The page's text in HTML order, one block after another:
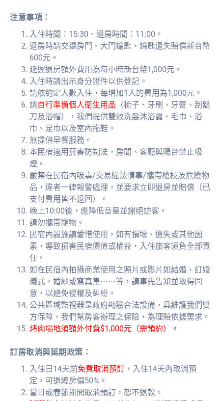
注意事項：
入住時間：15:30、退房時間：11:00。
退房時請交還房門、大門鑰匙，鑰匙遺失賠償新台幣
600元。
延遲退房額外費用為每小時新台幣1,000元。
入住時請出示身分證件以供登記。
請依約定人數入住，每增加1人的費用為1,000元。
請自行準備個人衛生用品 （梳子、牙刷、牙膏、刮鬍
刀及浴帽），我們提供雙效洗髮沐浴露、毛巾、浴
巾、足巾以及室內拖鞋。
無提供早餐服務。
本民宿適用菸害防制法，房間、客廳與陽台禁止吸
煙。
嚴禁在民宿內吸毒/交易違法情事/攜帶槍枝及危險物
品，違者一律報警處理，並要求立即退房並賠償（已
支付費用皆不退回）。
晚上10:00後，應降低音量並謝絕訪客。
請勿攜帶寵物。
民宿內設施請愛惜使用，如有損壞、遺失或其他因
素，導致損害民宿價值或權益，入住旅客須負全部責
任。
如在民宿內拍攝商業使用之照片或影片如結婚、訂婚
儀式，婚紗或寫真集⋯⋯等，請事先告知並取得同
意，以避免侵權及糾紛。
公共區域監視器是政府勘驗合法設備，具維護我們雙
方保障，我們幫房客辦理之保險，為理賠依據需求。
烤肉場地須額外付費$1,000元（需預約）。
訂房取消與延期政策：
入住日14天前免費取消預訂 ，入住14天內取消預
定，可退總房價50%。
當日或春節期間取消預訂，恕不退款。